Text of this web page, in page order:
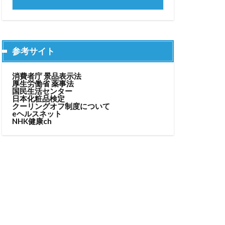
参考サイト
消費者庁 景品表示法
厚生労働省 薬事法
国民生活センター
日本化粧品検定
クーリングオフ制度について
eヘルスネット
NHK健康ch